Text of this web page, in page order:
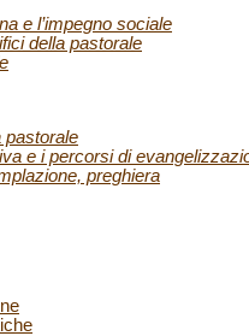
e l’impegno sociale
della pastorale
pastorale
e i percorsi di
preghiera